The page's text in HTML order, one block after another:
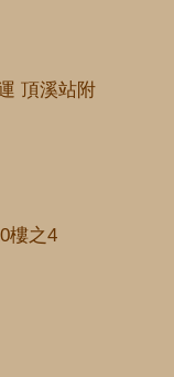
頂溪站附
樓之4